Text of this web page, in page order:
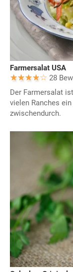
Farmersalat USA
28
Der Farmersalat
vielen Ranches
zwischendurch.